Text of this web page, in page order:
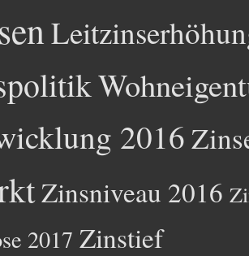
2016
Zinsniveau 2016
2017 Zinstief